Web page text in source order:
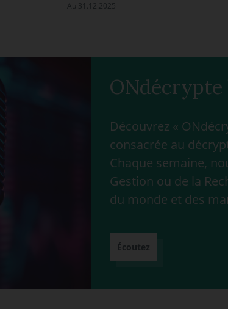
Au 31.12.2025
ONdécrypte
Découvrez «
consacrée au
Chaque semaine,
Gestion ou de la
du monde et des
Écoutez